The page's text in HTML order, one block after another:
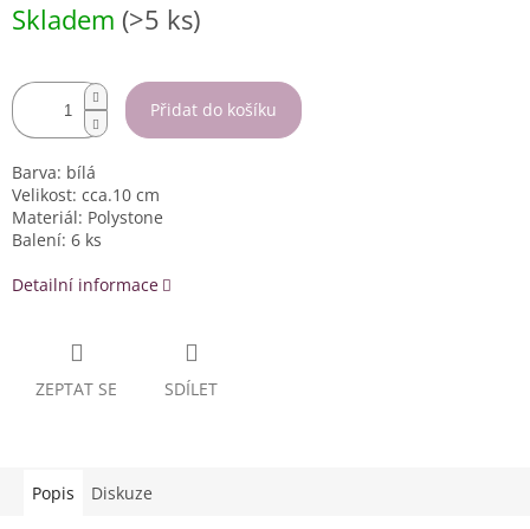
cena:
Skladem (>5 ks)
Přidat do košíku
Barva: bílá
Velikost: cca.10 cm
Materiál: Polystone
Balení: 6 ks
Detailní informace
ZEPTAT SE SDÍLET
Popis Diskuze